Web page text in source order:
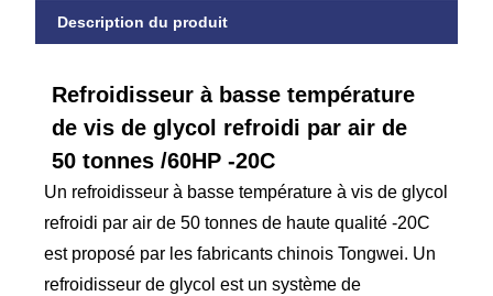
Description du produit
Refroidisseur à basse température
de vis de glycol refroidi par air de
50 tonnes /60HP -20C
Un refroidisseur à basse température à vis de glycol
refroidi par air de 50 tonnes de haute qualité -20C
est proposé par les fabricants chinois Tongwei. Un
refroidisseur de glycol est un système de